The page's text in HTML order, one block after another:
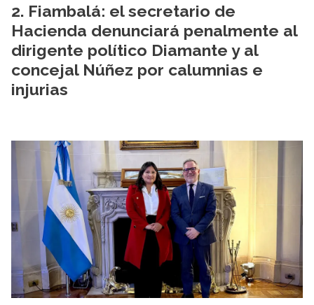
Fiambalá: el secretario de
Hacienda denunciará penalmente al
dirigente político Diamante y al
concejal Núñez por calumnias e
injurias